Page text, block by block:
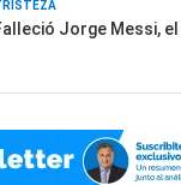
Jorge Messi,